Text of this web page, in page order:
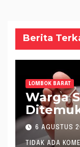
Berita
LOMBOK BARAT
Warga
saat
Sungai
6 AGUSTUS
TIDAK ADA